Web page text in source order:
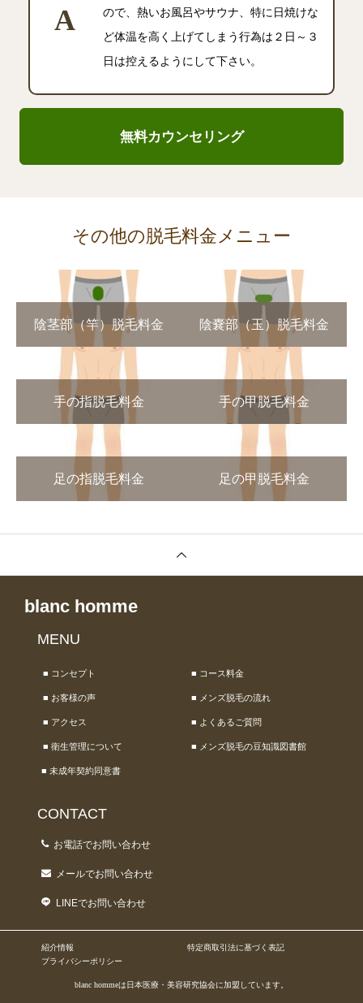
ので、熱いお風呂やサウナ、特に日焼けな
ど体温を高く上げてしまう行為は２日～３
日は控えるようにして下さい。
無料カウンセリング
その他の脱毛料金メニュー
陰茎部（竿）脱毛料金 陰嚢部（玉）脱毛料金
手の指脱毛料金 手の甲脱毛料金
足の指脱毛料金 足の甲脱毛料金
blanc homme
MENU
■ コンセプト ■ コース料金
■ お客様の声 ■ メンズ脱毛の流れ
■ アクセス ■ よくあるご質問
■ 衛生管理について ■ メンズ脱毛の豆知識図書館
■ 未成年契約同意書
CONTACT
お電話でお問い合わせ
メールでお問い合わせ
LINEでお問い合わせ
紹介情報
特定商取引法に基づく表記
プライバシーポリシー
blanc hommeは日本医療・美容研究協会に加盟しています。